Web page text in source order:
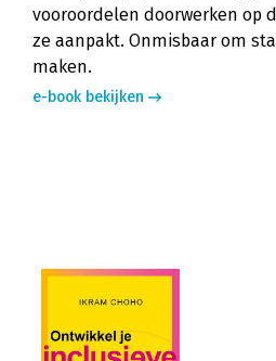
vooroordelen doorwerken op
ze aanpakt. Onmisbaar om
maken.
e-book bekijken